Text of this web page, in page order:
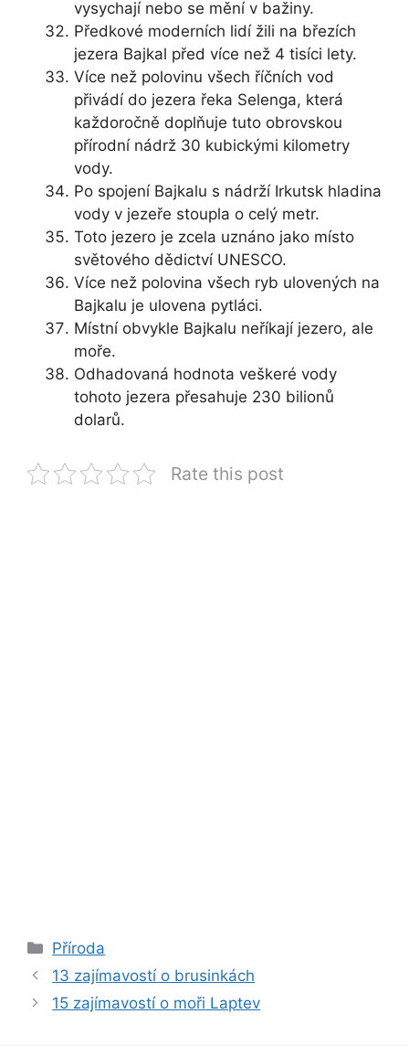
vysychají nebo se mění v bažiny.
Předkové moderních lidí žili na březích
jezera Bajkal před více než 4 tisíci lety.
Více než polovinu všech říčních vod
přivádí do jezera řeka Selenga, která
každoročně doplňuje tuto obrovskou
přírodní nádrž 30 kubickými kilometry
vody.
Po spojení Bajkalu s nádrží Irkutsk hladina
vody v jezeře stoupla o celý metr.
Toto jezero je zcela uznáno jako místo
světového dědictví UNESCO.
Více než polovina všech ryb ulovených na
Bajkalu je ulovena pytláci.
Místní obvykle Bajkalu neříkají jezero, ale
moře.
Odhadovaná hodnota veškeré vody
tohoto jezera přesahuje 230 bilionů
dolarů.
Rate this post
Rubriky
Příroda
13 zajímavostí o brusinkách
15 zajímavostí o moři Laptev